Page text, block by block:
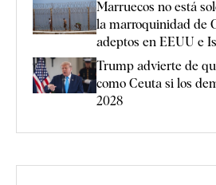
Marruecos no está
la marroquinidad de
adeptos en EEUU e
Trump advierte de
como Ceuta si los
2028